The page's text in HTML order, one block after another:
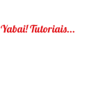
Yabai! Tutoriais...